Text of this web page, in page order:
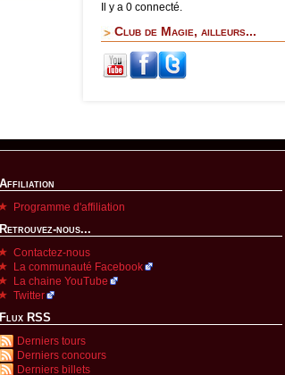
Il y a 0 connecté.
Club de Magie, ailleurs...
Affiliation
Programme d'affiliation
Retrouvez-nous...
Contactez-nous
La communauté Facebook
La chaine YouTube
Twitter
Flux RSS
Derniers tours
Derniers concours
Derniers billets